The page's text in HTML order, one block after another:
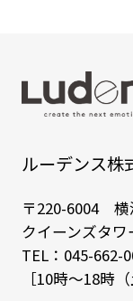
ルーデンス
〒220-6004 横
クイーンズタワ
TEL： 045-662-
［10時～18時